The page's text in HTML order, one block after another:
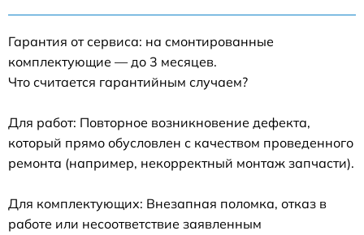
Гарантия от сервиса: на смонтированные
комплектующие — до 3 месяцев.
Что считается гарантийным случаем?
Для работ: Повторное возникновение дефекта,
который прямо обусловлен с качеством проведенного
ремонта (например, некорректный монтаж запчасти).
Для комплектующих: Внезапная поломка, отказ в
работе или несоответствие заявленным